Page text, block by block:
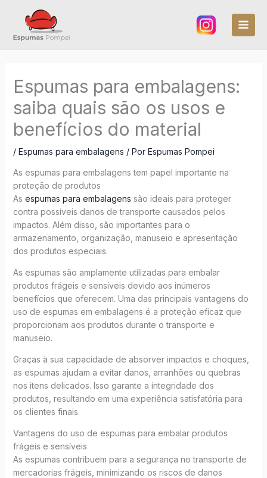
Espumas para embalagens:
saiba quais são os usos e
benefícios do material
/ Espumas para embalagens / Por Espumas Pompei
As espumas para embalagens tem papel importante na
proteção de produtos
As espumas para embalagens são ideais para proteger
contra possíveis danos de transporte causados pelos
impactos. Além disso, são importantes para o
armazenamento, organização, manuseio e apresentação
dos produtos especiais.
As espumas são amplamente utilizadas para embalar
produtos frágeis e sensíveis devido aos inúmeros
benefícios que oferecem. Uma das principais vantagens do
uso de espumas em embalagens é a proteção eficaz que
proporcionam aos produtos durante o transporte e
manuseio.
Graças à sua capacidade de absorver impactos e choques,
as espumas ajudam a evitar danos, arranhões ou quebras
nos itens delicados. Isso garante a integridade dos
produtos, resultando em uma experiência satisfatória para
os clientes finais.
Vantagens do uso de espumas para embalar produtos
frágeis e sensíveis
As espumas contribuem para a segurança no transporte de
mercadorias frágeis, minimizando os riscos de danos